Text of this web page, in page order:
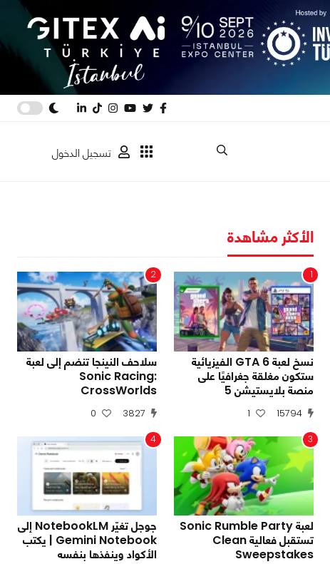
تسجيل الدخول
الأكثر مشاهدة
1
نسخ لعبة GTA 6 الفيزيائية
ستكون مغلقة جغرافيًا على
منصة بلايستيشن 5
15794
1
2
سلاحف النينجا تنضم إلى لعبة
Sonic Racing:
CrossWorlds
3827
0
3
لعبة Sonic Rumble Party
تستقبل فعالية Clean
Sweepstakes
4
جوجل تغيّر NotebookLM إلى
Gemini Notebook | يكتب
الأكواد وينفذها بنفسه